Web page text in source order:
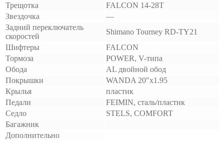
Трещотка
FALCON 14-28T
Звездочка
—
Задний переключатель
скоростей
Shimano Tourney RD-TY21
Шифтеры
FALCON
Тормоза
POWER, V-типа
Обода
AL двойной обод
Покрышки
WANDA 20″x1.95
Крылья
пластик
Педали
FEIMIN, сталь/пластик
Седло
STELS, COMFORT
Багажник
Дополнительно